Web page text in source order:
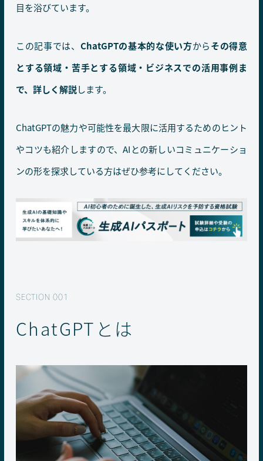
目を浴びています。
この記事では、 ChatGPTの基本的な使い方からその得意
とする領域・苦手とする領域・ビジネスでの活用事例ま
で、詳しく解説します。
ChatGPTの魅力や可能性を最大限に活用するためのヒント
やコツも紹介しますので、AIとの新しいコミュニケーショ
ンの形を探求している方はぜひ参考にしてください。
ChatGPTとは